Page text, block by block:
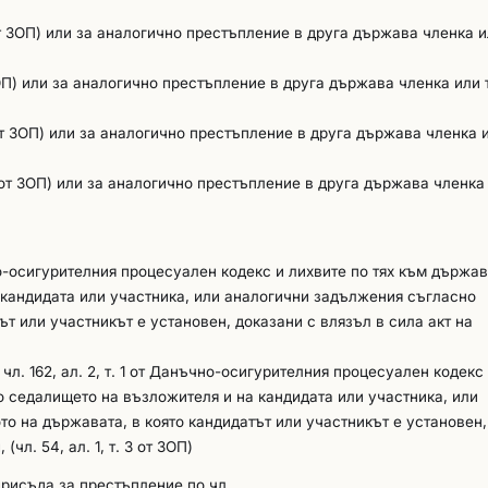
медицинска техника. Деклариране:За
информация под формата на списък на техническите лица, които
за подбор, Раздел В от ЕЕДОП, като се посочи следната
данни на документа за придобита компетентност като:
за чиито сервиз и поддръжка е ангажиран. 4.
сертифицирана по БДС EN ISO 9001:2015 или еквивалент
това обстоятелство участниците следва да предоставят
за управление на качеството или еквивалент, с обхват
орган и валиден към датата на подаване на документите,
Г, от ЕЕДОП с посочване на №, обхват и орган, издал
ЗОП) или за аналогично престъпление в друга държава членка
или за аналогично престъпление в друга държава членка или
ЗОП) или за аналогично престъпление в друга държава членка
ЗОП) или за аналогично престъпление в друга държава членка
процесуален кодекс и лихвите по тях към
или участника, или аналогични задължения съгласно
или участникът е установен, доказани с влязъл в сила акт на
162, ал. 2, т. 1 от Данъчно-осигурителния процесуален кодекс
на възложителя и на кандидата или участника, или
на държавата, в която кандидатът или участникът е установен,
(чл. 54, ал. 1, т. 3 от ЗОП)